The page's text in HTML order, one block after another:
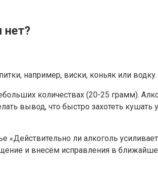
нет?
например, виски, коньяк или водку.
количествах (20-25 грамм).
вывод, что быстро захотеть кушать
«Действительно ли алкоголь
и внесём исправления в